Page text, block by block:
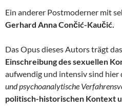
Ein anderer Postmoderner mit
Gerhard Anna Cončić-Kaučić.
Das Opus dieses Autors trägt
Einschreibung des sexuellen
aufwendig und intensiv sind hier
und psychoanalytische
politisch-historischen Kontext